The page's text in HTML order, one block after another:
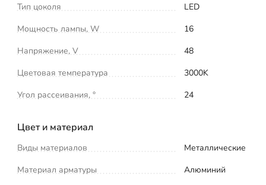
Тип цоколя
LED
Мощность лампы, W
16
Напряжение, V
48
Цветовая температура
3000K
Угол рассеивания, °
24
Цвет и материал
Виды материалов
Металлические
Материал арматуры
Алюминий